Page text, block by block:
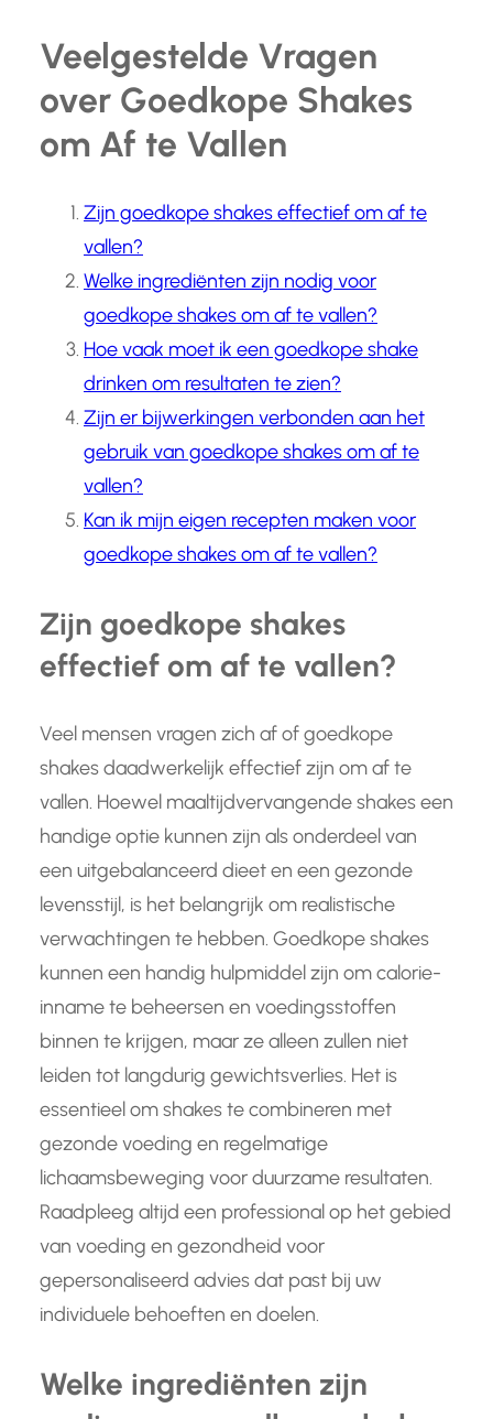
Veelgestelde Vragen
over Goedkope Shakes
om Af te Vallen
Zijn goedkope shakes effectief om af te
vallen?
Welke ingrediënten zijn nodig voor
goedkope shakes om af te vallen?
Hoe vaak moet ik een goedkope shake
drinken om resultaten te zien?
Zijn er bijwerkingen verbonden aan het
gebruik van goedkope shakes om af te
vallen?
Kan ik mijn eigen recepten maken voor
goedkope shakes om af te vallen?
Zijn goedkope shakes
effectief om af te vallen?
Veel mensen vragen zich af of goedkope
shakes daadwerkelijk effectief zijn om af te
vallen. Hoewel maaltijdvervangende shakes een
handige optie kunnen zijn als onderdeel van
een uitgebalanceerd dieet en een gezonde
levensstijl, is het belangrijk om realistische
verwachtingen te hebben. Goedkope shakes
kunnen een handig hulpmiddel zijn om calorie-
inname te beheersen en voedingsstoffen
binnen te krijgen, maar ze alleen zullen niet
leiden tot langdurig gewichtsverlies. Het is
essentieel om shakes te combineren met
gezonde voeding en regelmatige
lichaamsbeweging voor duurzame resultaten.
Raadpleeg altijd een professional op het gebied
van voeding en gezondheid voor
gepersonaliseerd advies dat past bij uw
individuele behoeften en doelen.
Welke ingrediënten zijn